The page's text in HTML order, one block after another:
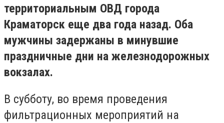
территориальным ОВД города
Краматорск еще два года назад. Оба
мужчины задержаны в минувшие
праздничные дни на железнодорожных
вокзалах.
В субботу, во время проведения
фильтрационных мероприятий на